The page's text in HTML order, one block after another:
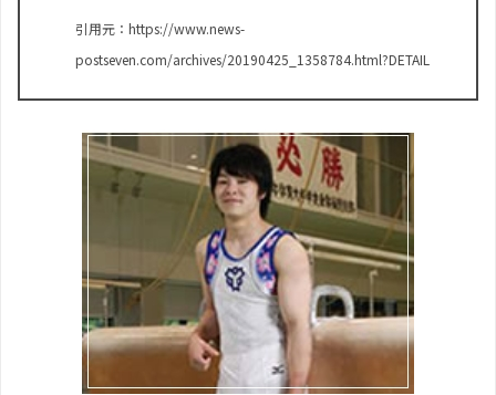
引用元：https://www.news-
postseven.com/archives/20190425_1358784.html?DETAIL